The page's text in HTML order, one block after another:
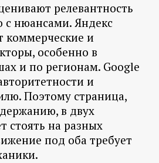
релевантность
с нюансами. Яндекс
коммерческие и
особенно в
и по регионам. Google
и
Поэтому страница,
в двух
стоять на разных
под оба требует